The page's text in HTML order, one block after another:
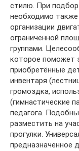
стилю. При
необходимо
организации
ограниченной
группами.
которое поможет
приобретённые
инвентаря
громоздка,
(гимнастические
педагога.
разместить на
прогулки.
предназначенное